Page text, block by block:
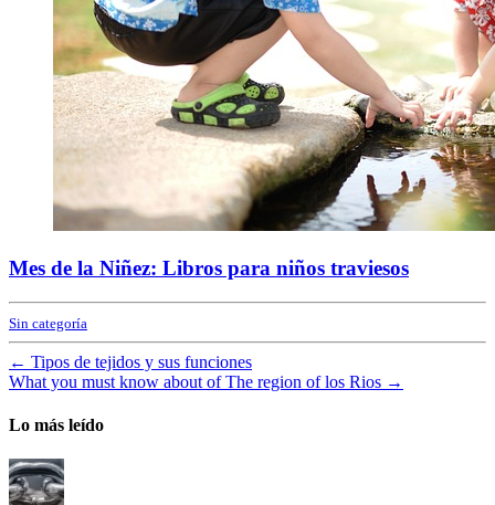
Mes de la Niñez: Libros para niños traviesos
Sin categoría
← Tipos de tejidos y sus funciones
What you must know about of The region of los Rios →
Lo más leído